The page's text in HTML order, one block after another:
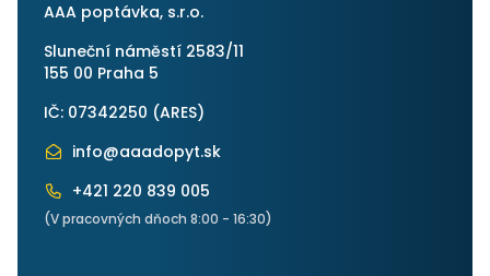
AAA poptávka, s.r.o.
Sluneční náměstí 2583/11
155 00 Praha 5
IČ: 07342250 (ARES)
info@aaadopyt.sk
+421 220 839 005
(V pracovných dňoch 8:00 - 16:30)